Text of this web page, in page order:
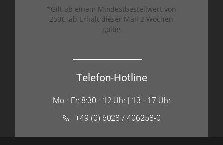
*Gilt ab einem Mindestbestellwert von
250€, ab Erhalt dieser Mail 2 Wochen
gültig
Telefon-Hotline
Mo - Fr: 8:30 - 12 Uhr | 13 - 17 Uhr
+49 (0) 6028 / 406258-0